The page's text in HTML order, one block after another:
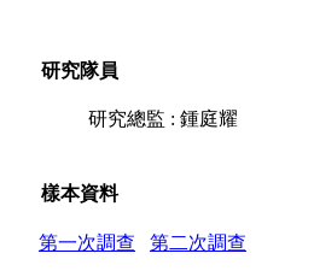
研究隊員
研究總監 : 鍾庭耀
樣本資料
第一次調查 第二次調查